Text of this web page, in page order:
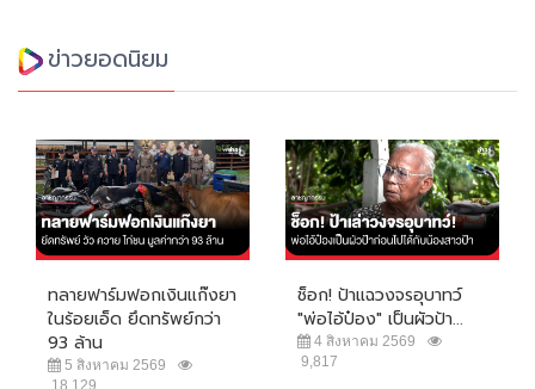
ข่าวยอดนิยม
ทลายฟาร์มฟอกเงินแก๊งยา
ในร้อยเอ็ด ยึดทรัพย์กว่า
93 ล้าน
5 สิงหาคม 2569
18,129
ช็อก! ป้าแฉวงจรอุบาทว์
"พ่อไอ้ป๋อง" เป็นผัวป้า...
4 สิงหาคม 2569
9,817